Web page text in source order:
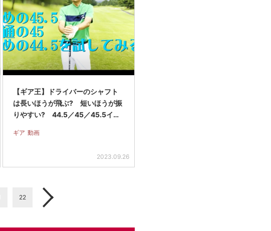
【ギア王】ドライバーのシャフト
は長いほうが飛ぶ? 短いほうが振
りやすい? 44.5／45／45.5イ…
ギア 動画
2023.09.26
22